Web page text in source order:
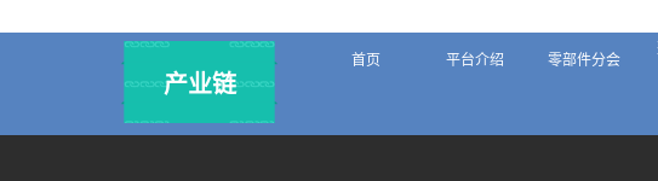
产业链
首页 平台介绍 零部件分会